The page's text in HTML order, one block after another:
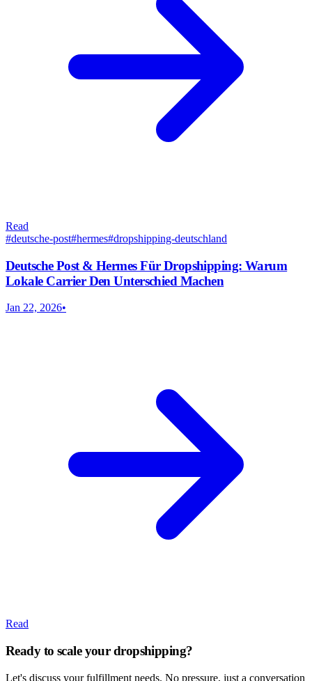
Read
#deutsche-post#hermes#dropshipping-deutschland
Deutsche Post & Hermes Für Dropshipping: Warum
Lokale Carrier Den Unterschied Machen
Jan 22, 2026•
Read
Ready to scale your dropshipping?
Let's discuss your fulfillment needs. No pressure, just a conversation